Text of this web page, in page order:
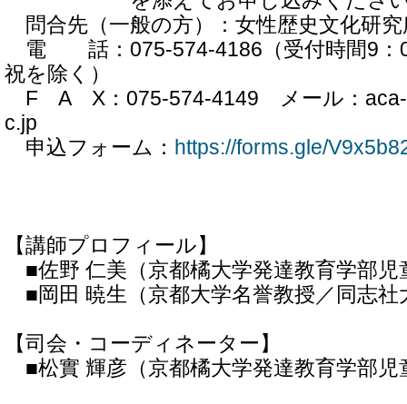
問合先（一般の方）：女性歴史文化研
電 話：075-574-4186（受付時間9：
祝を除く）
F A X：075-574-4149 メール：aca-
c.jp
申込フォーム： https://forms.gle/
【講師プロフィール】
■佐野 仁美（京都橘大学発達教育学部児
■岡田 暁生（京都大学名誉教授／同志社
【司会・コーディネーター】
■松實 輝彦（京都橘大学発達教育学部児